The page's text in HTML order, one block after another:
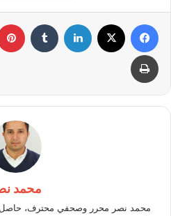
فيسبوك لينكدإن
طباعة
محمد
محمد نصر محرر وصحفي محترف، حاصل